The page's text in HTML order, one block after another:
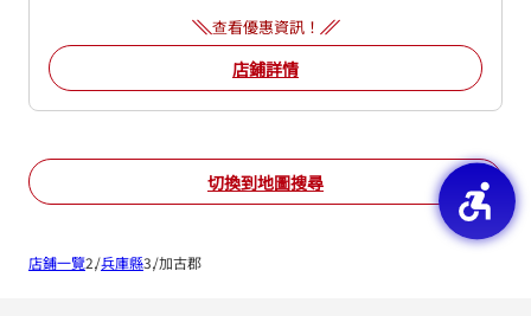
查看優惠資訊！
店鋪詳情
切換到地圖搜尋
店鋪一覽 兵庫縣 加古郡